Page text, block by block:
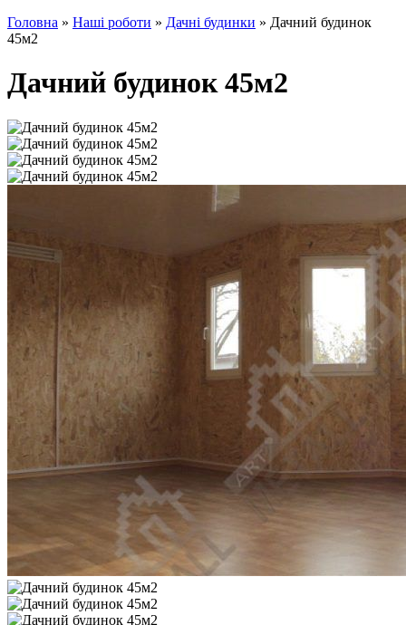
Головна » Наші роботи » Дачні будинки » Дачний будинок
45м2
Дачний будинок 45м2